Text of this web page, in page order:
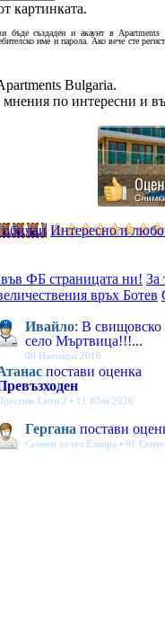
картинката.
бъде създаден и акаунт в
име и парола. Ако вече сте
Bulgaria.
по интересни и
Интересно и
ФБ страницата ни! За
връх Ботев
Ивайло: В свищовско
село Мъртвица!!!...
06 Ноември 2016
постави оценка
Сити 2 • 11 Юли 2026
Гергана постави
Семеен хотел Елвира • 01